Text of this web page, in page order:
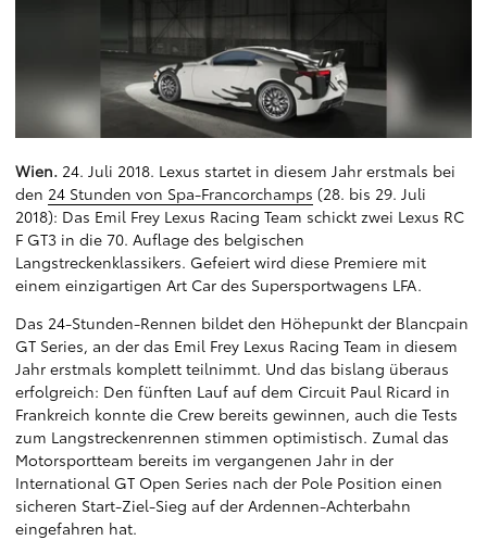
Wien. 24. Juli 2018. Lexus startet in diesem Jahr erstmals bei
den 24 Stunden von Spa-Francorchamps (28. bis 29. Juli
2018): Das Emil Frey Lexus Racing Team schickt zwei Lexus RC
F GT3 in die 70. Auflage des belgischen
Langstreckenklassikers. Gefeiert wird diese Premiere mit
einem einzigartigen Art Car des Supersportwagens LFA.
Das 24-Stunden-Rennen bildet den Höhepunkt der Blancpain
GT Series, an der das Emil Frey Lexus Racing Team in diesem
Jahr erstmals komplett teilnimmt. Und das bislang überaus
erfolgreich: Den fünften Lauf auf dem Circuit Paul Ricard in
Frankreich konnte die Crew bereits gewinnen, auch die Tests
zum Langstreckenrennen stimmen optimistisch. Zumal das
Motorsportteam bereits im vergangenen Jahr in der
International GT Open Series nach der Pole Position einen
sicheren Start-Ziel-Sieg auf der Ardennen-Achterbahn
eingefahren hat.